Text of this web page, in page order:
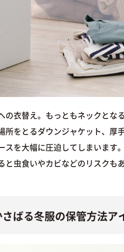
の衣替え。もっともネックとな
所をとるダウンジャケット、厚
スを大幅に圧迫してしまいま
と虫食いやカビなどのリスクも
さばる冬服の保管方法ア